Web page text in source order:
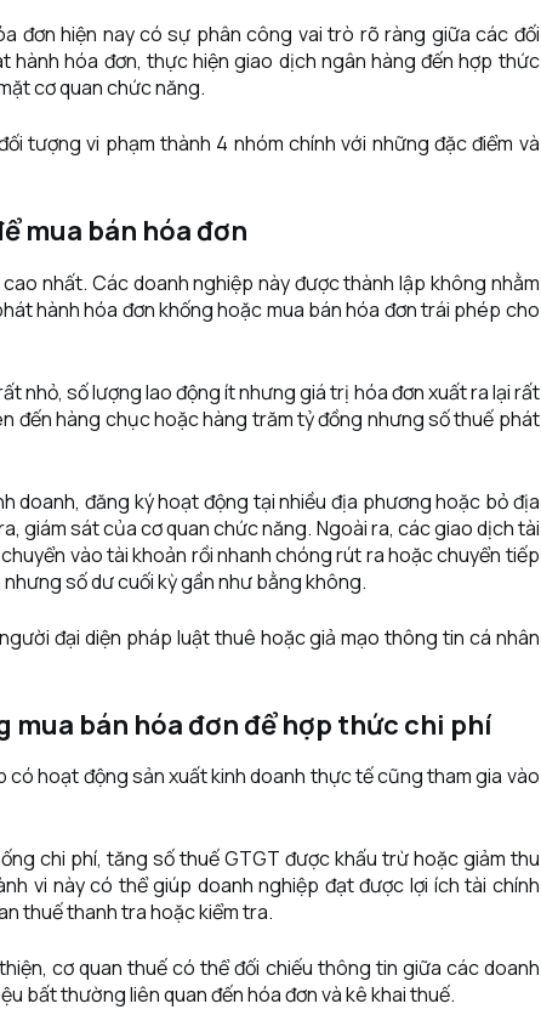
đơn hiện nay có sự phân công vai trò rõ ràng giữa các đối
hóa đơn, thực hiện giao dịch ngân hàng đến hợp thức
cơ quan chức năng.
tượng vi phạm thành 4 nhóm chính với những đặc điểm và
mua bán hóa đơn
nhất. Các doanh nghiệp này được thành lập không nhằm
hành hóa đơn khống hoặc mua bán hóa đơn trái phép cho
nhỏ, số lượng lao động ít nhưng giá trị hóa đơn xuất ra lại rất
đến hàng chục hoặc hàng trăm tỷ đồng nhưng số thuế phát
doanh, đăng ký hoạt động tại nhiều địa phương hoặc bỏ địa
giám sát của cơ quan chức năng. Ngoài ra, các giao dịch tài
vào tài khoản rồi nhanh chóng rút ra hoặc chuyển tiếp
số dư cuối kỳ gần như bằng không.
đại diện pháp luật thuê hoặc giả mạo thông tin cá nhân
bán hóa đơn để hợp thức chi phí
có hoạt động sản xuất kinh doanh thực tế cũng tham gia vào
chi phí, tăng số thuế GTGT được khấu trừ hoặc giảm thu
vi này có thể giúp doanh nghiệp đạt được lợi ích tài chính
thuế thanh tra hoặc kiểm tra.
cơ quan thuế có thể đối chiếu thông tin giữa các doanh
bất thường liên quan đến hóa đơn và kê khai thuế.